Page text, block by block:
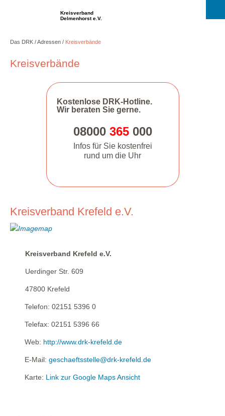
Kreisverband
Delmenhorst e.V.
Das DRK Adressen Kreisverbände
Kreisverbände
Kostenlose DRK-Hotline.
Wir beraten Sie gerne.
08000 365000
Infos für Sie kostenfrei
rund um die Uhr
Kreisverband Krefeld e.V.
Kreisverband Krefeld e.V.
Uerdinger Str. 609
47800 Krefeld
Telefon: 02151 5396 0
Telefax: 02151 5396 66
Web: http://www.drk-krefeld.de
E-Mail: geschaeftsstelle@drk-krefeld.de
Karte: Link zur Google Maps Ansicht